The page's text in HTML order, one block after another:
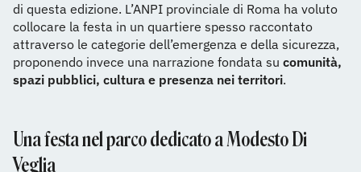
di questa edizione. L’ANPI provinciale di Roma ha voluto
collocare la festa in un quartiere spesso raccontato
attraverso le categorie dell’emergenza e della sicurezza,
proponendo invece una narrazione fondata su comunità,
spazi pubblici, cultura e presenza nei territori.
Una festa nel parco dedicato a Modesto Di
Veglia